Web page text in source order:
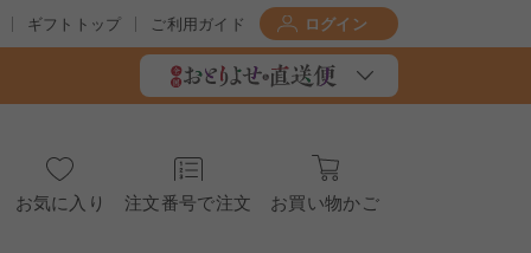
ギフトトップ ご利用ガイド ログイン
お気に入り 注文番号で注文 お買い物かご